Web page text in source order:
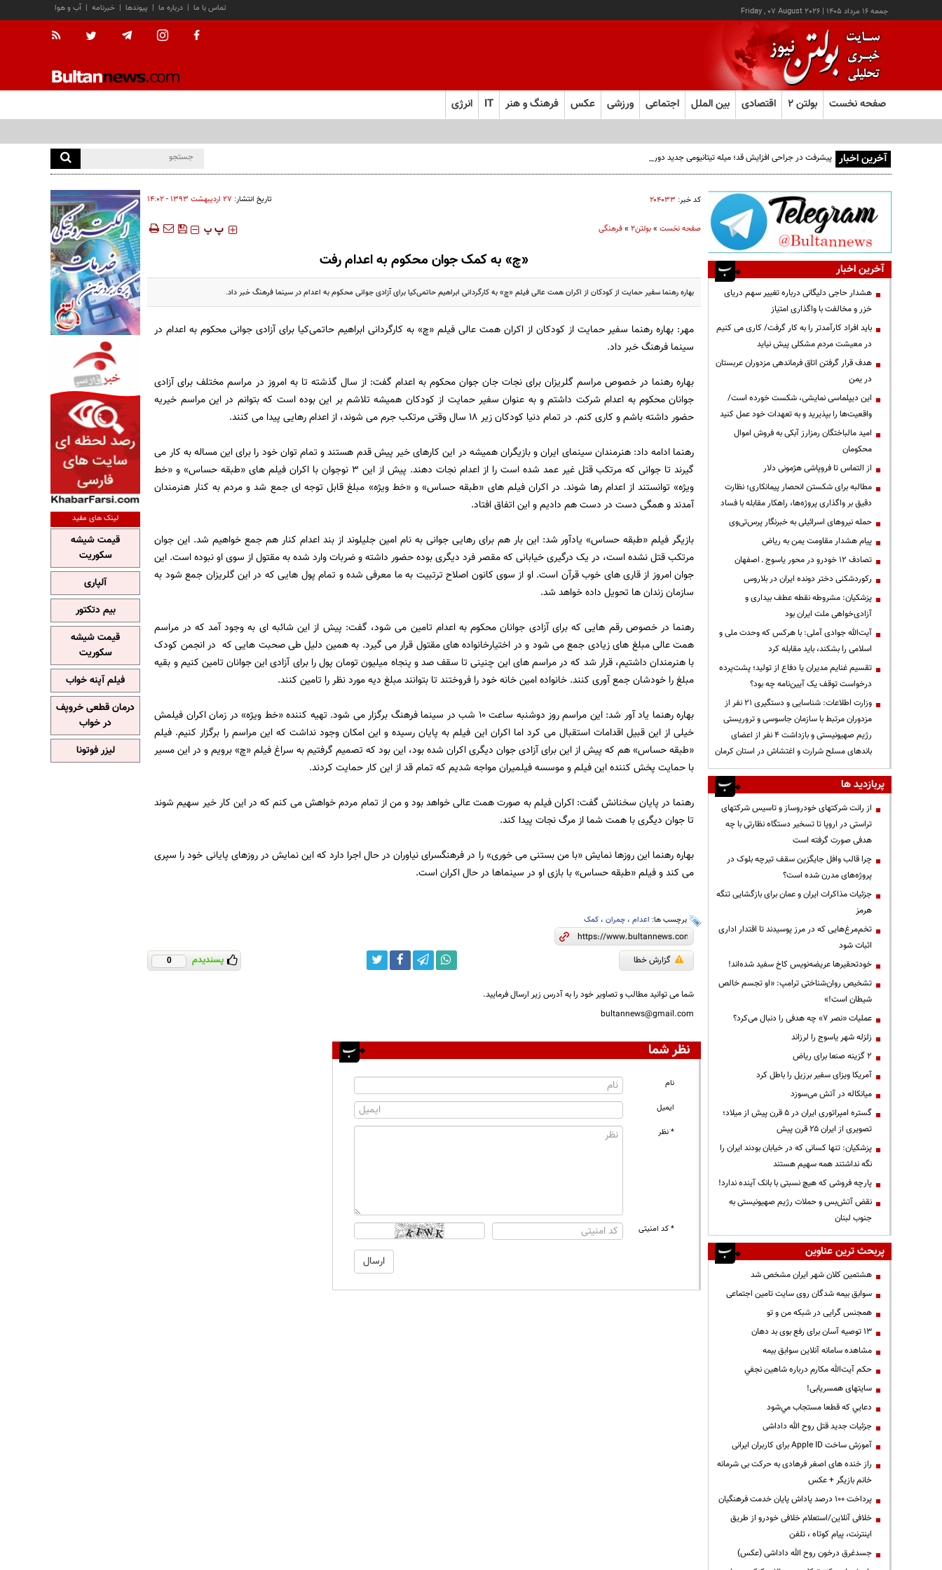
جمعه ۱۶ مرداد ۱۴۰۵ |
Friday , 07 August 2026 آب و هوا | خبرنامه | پیوندها | درباره ما | تماس با ما
صفحه نخست بولتن ۲ اقتصادی بین الملل اجتماعی ورزشی عکس فرهنگ و هنر IT انرژی
آخرین اخبار پیشرفت در جراحی افزایش قد؛ میله تیتانیومی جدید دوره نقاهت را از چند ماه به چند هفته کاهش می‌دهد
کد خبر: ۲۰۴۰۳۳ تاریخ انتشار: ۲۷ ارديبهشت ۱۳۹۳ - ۱۴:۰۲
صفحه نخست»بولتن2 »فرهنگی ‍‍‍ پ پ
«چ» به کمک جوان محکوم به اعدام رفت
بهاره رهنما سفیر حمایت از کودکان از اکران همت عالی فیلم «چ» به کارگردانی ابراهیم حاتمی‌کیا برای آزادی جوانی محکوم به اعدام در سینما فرهنگ خبر داد.
مهر: بهاره رهنما سفیر حمایت از کودکان از اکران همت عالی فیلم «چ» به کارگردانی ابراهیم حاتمی‌کیا برای آزادی جوانی محکوم به اعدام در
سینما فرهنگ خبر داد.
بهاره رهنما در خصوص مراسم گلریزان برای نجات جان جوان محکوم به اعدام گفت: از سال گذشته تا به امروز در مراسم مختلف برای آزادی
جوانان محکوم به اعدام شرکت داشتم و به عنوان سفیر حمایت از کودکان همیشه تلاشم بر این بوده است که بتوانم در این مراسم خیریه
حضور داشته باشم و کاری کنم. در تمام دنیا کودکان زیر 18 سال وقتی مرتکب جرم می شوند، از اعدام رهایی پیدا می کنند.
رهنما ادامه داد: هنرمندان سینمای ایران و بازیگران همیشه در این کارهای خیر پیش قدم هستند و تمام توان خود را برای این مساله به کار می
گیرند تا جوانی که مرتکب قتل غیر عمد شده است را از اعدام نجات دهند. پیش از این 3 نوجوان با اکران فیلم های «طبقه حساس» و «خط
ویژه» توانستند از اعدام رها شوند. در اکران فیلم های «طبقه حساس» و «خط ویژه» مبلغ قابل توجه ای جمع شد و مردم به کنار هنرمندان
آمدند و همگی دست در دست هم دادیم و این اتفاق افتاد.
بازیگر فیلم «طبقه حساس» یادآور شد: این بار هم برای رهایی جوانی به نام امین جلیلوند از بند اعدام کنار هم جمع خواهیم شد. این جوان
مرتکب قتل نشده است، در یک درگیری خیابانی که مقصر فرد دیگری بوده حضور داشته و ضربات وارد شده به مقتول از سوی او نبوده است. این
جوان امروز از قاری های خوب قرآن است. او از سوی کانون اصلاح ترتبیت به ما معرفی شده و تمام پول هایی که در این گلریزان جمع شود به
سازمان زندان ها تحویل داده خواهد شد.
رهنما در خصوص رقم هایی که برای آزادی جوانان محکوم به اعدام تامین می شود، گفت: پیش از این شائبه ای به وجود آمد که در مراسم
همت عالی مبلغ های زیادی جمع می شود و در اختیارخانواده های مقتول قرار می گیرد. به همین دلیل طی صحبت هایی که در انجمن کودک
با هنرمندان داشتیم، قرار شد که در مراسم های این چنینی تا سقف صد و پنجاه میلیون تومان پول را برای آزادی این جوانان تامین کنیم و بقیه
مبلغ را خودشان جمع آوری کنند. خانواده امین خانه خود را فروختند تا بتوانند مبلغ دیه مورد نظر را تامین کنند.
بهاره رهنما یاد آور شد: این مراسم روز دوشنبه ساعت 10 شب در سینما فرهنگ برگزار می شود. تهیه کننده «خط ویژه» در زمان اکران فیلمش
خیلی از این قبیل اقدامات استقبال می کرد اما اکران این فیلم به پایان رسیده و این امکان وجود نداشت که این مراسم را برگزار کنیم. فیلم
«طبقه حساس» هم که پیش از این برای آزادی جوان دیگری اکران شده بود، این بود که تصمیم گرفتیم به سراغ فیلم «چ» برویم و در این مسیر
با حمایت پخش کننده این فیلم و موسسه فیلمیران مواجه شدیم که تمام قد از این کار حمایت کردند.
رهنما در پایان سخنانش گفت: اکران فیلم به صورت همت عالی خواهد بود و من از تمام مردم خواهش می کنم که در این کار خیر سهیم شوند
تا جوان دیگری با همت شما از مرگ نجات پیدا کند.
بهاره رهنما این روزها نمایش «با من بستنی می خوری» را در فرهنگسرای نیاوران در حال اجرا دارد که این نمایش در روزهای پایانی خود را سپری
می کند و فیلم «طبقه حساس» با بازی او در سینماها در حال اکران است.
برچسب ها: اعدام، چمران، کمک
گزارش خطا پسندیدم 0
شما می توانید مطالب و تصاویر خود را به آدرس زیر ارسال فرمایید.
bultannews@gmail.com
نظر شما
نام
ایمیل
* نظر
* کد امنیتی
آخرین اخبار
هشدار حاجی دلیگانی درباره تغییر سهم دریای
خزر و مخالفت با واگذاری امتیاز
باید افراد کارآمدتر را به کار گرفت/ کاری می کنیم
در معیشت مردم مشکلی پیش نیاید
هدف قرار گرفتن اتاق‌ فرماندهی مزدوران عربستان
در یمن
این دیپلماسی نمایشی، شکست خورده است/
واقعیت‌ها را بپذیرید و به تعهدات خود عمل کنید
امید مالباختگان رمزارز آبکی به فروش اموال
محکومان
از التماس تا فروپاشی هژمونی دلار
مطالبه برای شکستن انحصار پیمانکاری؛ نظارت
دقیق بر واگذاری پروژه‌ها، راهکار مقابله با فساد
حمله نیروهای اسرائیلی به خبرنگار پرس‌تی‌وی
پیام هشدار مقاومت یمن به ریاض
تصادف ۱۲ خودرو در محور یاسوج ـ اصفهان
رکوردشکنی دختر دونده ایران در بلاروس
پزشکیان: مشروطه نقطه عطف بیداری و
آزادی‌خواهی ملت ایران بود
آیت‌الله جوادی آملی: با هرکس که وحدت ملی و
اسلامی را بشکند، باید مقابله کرد
تقسیم غنایم مدیران یا دفاع از تولید؛ پشت‌پرده
درخواست توقف یک آیین‌نامه چه بود؟
وزارت اطلاعات: شناسایی و دستگیری ۲۱ نفر از
مزدوران مرتبط با سازمان جاسوسی و تروریستی
رژیم صهیونیستی و بازداشت ۴ نفر از اعضای
باندهای مسلح شرارت و اغتشاش در استان کرمان
پربازدید ها
از رانت‌ شرکتهای خودروساز و تاسیس شرکتهای
تراستی در اروپا تا تسخیر دستگاه نظارتی با چه
هدفی صورت گرفته است
چرا قالب وافل جایگزین سقف تیرچه بلوک در
پروژه‌های مدرن شده است؟
جزئیات مذاکرات ایران و عمان برای بازگشایی تنگه
هرمز
تخم‌مرغ‌هایی که در مرز پوسیدند تا اقتدار اداری
اثبات شود
خودتحقیرها عریضه‌نویس کاخ سفید شده‌اند!
تشخیص روان‌شناختی ترامپ: «او تجسم خالص
شیطان است!»
عملیات «نصر ۷» چه هدفی را دنبال می‌کرد؟
زلزله شهر یاسوج را لرزاند
۲ گزینه صنعا برای ریاض
آمریکا ویزای سفیر برزیل را باطل کرد
میانکاله در آتش می‌سوزد
گستره امپراتوری ایران در ۵ قرن پیش از میلاد؛
تصویری از ایران ۲۵ قرن پیش
پزشکیان: تنها کسانی که در خیابان بودند ایران را
نگه نداشتند همه سهیم هستند
پارچه فروشی که هیچ نسبتی با بانک آینده ندارد!
نقض آتش‌بس و حملات رژیم صهیونیستی به
جنوب لبنان
پربحث ترین عناوین
هشتمین کلان شهر ایران مشخص شد
سوابق بیمه شدگان روی سایت تامین اجتماعی
همجنس گرایی در شبکه من و تو
13 توصیه آسان برای رفع بوی بد دهان
مشاهده سامانه آنلاين سوابق بیمه
حكم آيت‌الله مكارم درباره شاهين نجفي
سایتهای همسریابی!
دعايي كه قطعا مستجاب مي‌شود
جزئیات جدید قتل روح الله داداشی
آموزش ساخت Apple ID برای کاربران ایرانی
راز خنده های اصغر فرهادی به حرکت بی شرمانه
خانم بازیگر + عکس
پرداخت ۱۰۰ درصد پاداش پایان خدمت فرهنگیان
خلافی آنلاین/استعلام خلافی خودرو از طریق
اینترنت، پیام کوتاه ، تلفن
جسدغرق درخون روح الله داداشی (عکس)
لینک های مفید
قیمت شیشه
سکوریت
آلپاری
بیم دتکتور
قیمت شیشه
سکوریت
فیلم آپنه خواب
درمان قطعی خروپف
در خواب
لیزر فوتونا